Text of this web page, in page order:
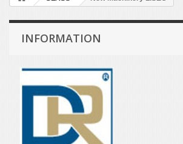
INFORMATION